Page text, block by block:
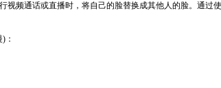
视频通话或直播时，将自己的脸替换成其他人的脸。通
：